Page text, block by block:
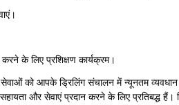
के लिए प्रशिक्षण कार्यक्रम।
सेवाओं को आपके ड्रिलिंग संचालन में न्यूनतम
और सेवाएं प्रदान करने के लिए प्रतिबद्ध